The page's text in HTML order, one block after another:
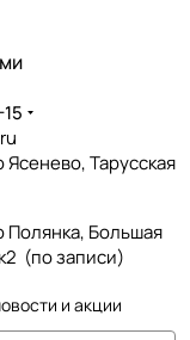
Тарусская
Полянка, Большая
(по записи)
и акции